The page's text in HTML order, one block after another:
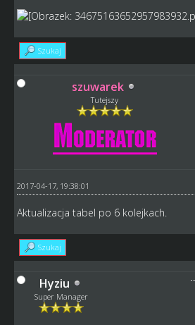
Szukaj
szuwarek
Tutejszy
2017-04-17, 19:38:01
Aktualizacja tabel po 6 kolejkach.
Szukaj
Hyziu
Super Manager